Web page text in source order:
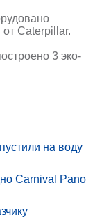
Caterpillar.
3 эко-
на воду
Carnival Pano